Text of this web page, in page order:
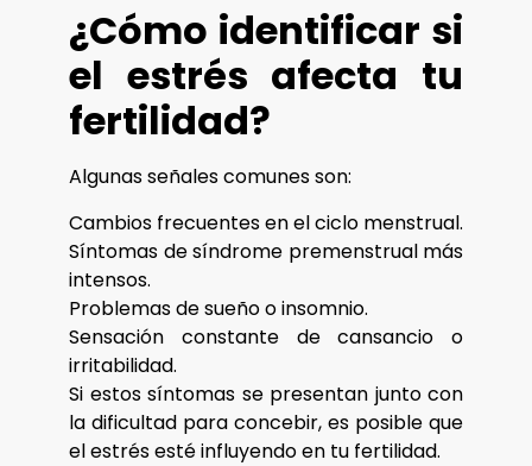
¿Cómo identificar si
el estrés afecta tu
fertilidad?
Algunas señales comunes son:
Cambios frecuentes en el ciclo menstrual.
Síntomas de síndrome premenstrual más
intensos.
Problemas de sueño o insomnio.
Sensación constante de cansancio o
irritabilidad.
Si estos síntomas se presentan junto con
la dificultad para concebir, es posible que
el estrés esté influyendo en tu fertilidad.